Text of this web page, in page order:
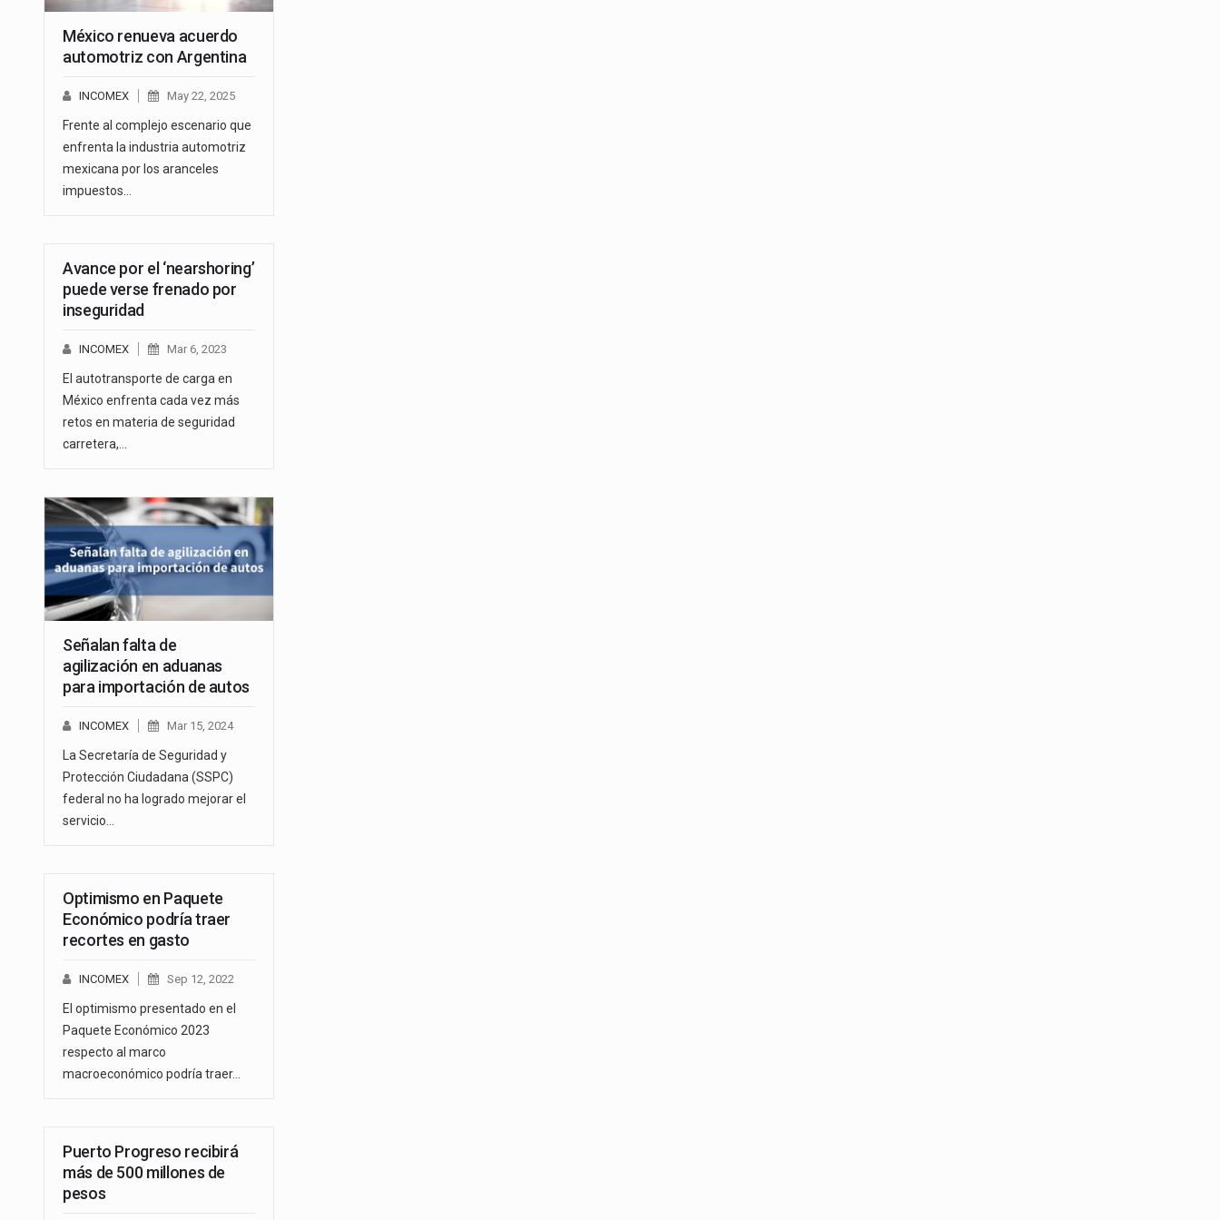
México renueva acuerdo
automotriz con Argentina
INCOMEX May 22, 2025
Frente al complejo escenario que
enfrenta la industria automotriz
mexicana por los aranceles
impuestos…
Avance por el ‘nearshoring’
puede verse frenado por
inseguridad
INCOMEX Mar 6, 2023
El autotransporte de carga en
México enfrenta cada vez más
retos en materia de seguridad
carretera,…
Señalan falta de
agilización en aduanas
para importación de autos
INCOMEX Mar 15, 2024
La Secretaría de Seguridad y
Protección Ciudadana (SSPC)
federal no ha logrado mejorar el
servicio…
Optimismo en Paquete
Económico podría traer
recortes en gasto
INCOMEX Sep 12, 2022
El optimismo presentado en el
Paquete Económico 2023
respecto al marco
macroeconómico podría traer…
Puerto Progreso recibirá
más de 500 millones de
pesos